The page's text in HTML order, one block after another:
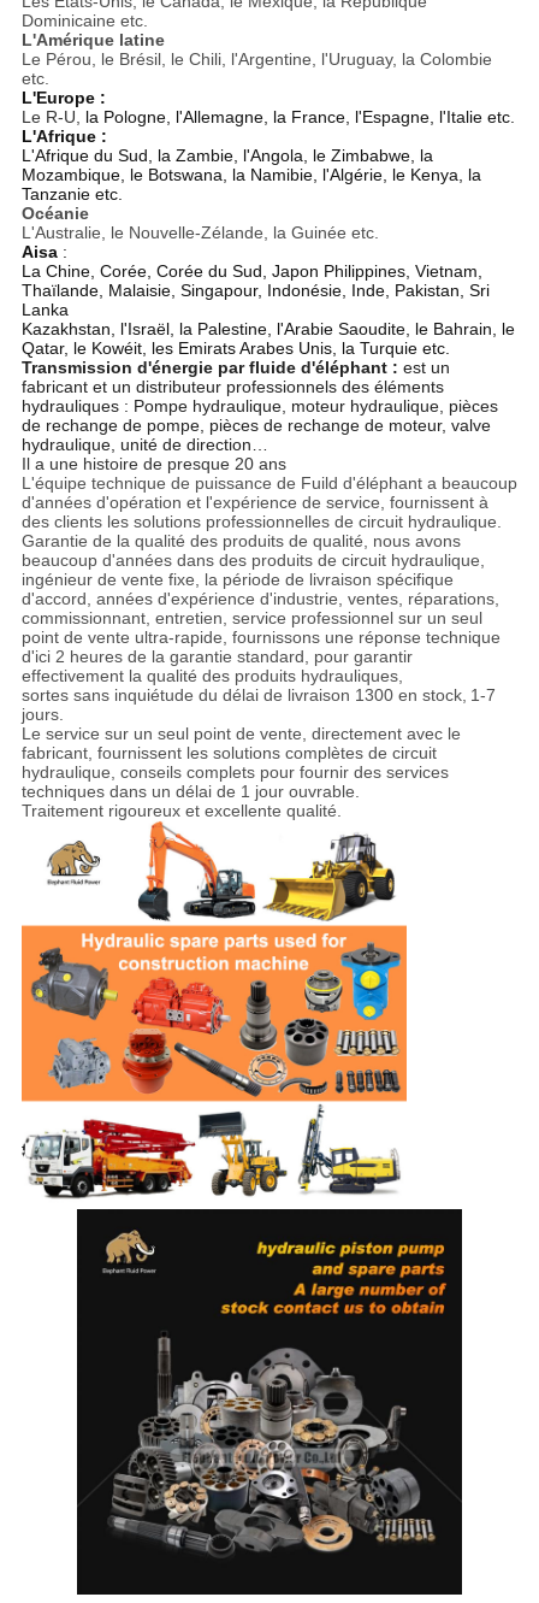
Dominicaine etc.
L'Amérique latine
Le Pérou, le Brésil, le Chili, l'Argentine, l'Uruguay, la Colombie
etc.
L'Europe :
Le R-U, la Pologne, l'Allemagne, la France, l'Espagne, l'Italie etc.
L'Afrique :
L'Afrique du Sud, la Zambie, l'Angola, le Zimbabwe, la
Mozambique, le Botswana, la Namibie, l'Algérie, le Kenya, la
Tanzanie etc.
Océanie
L'Australie, le Nouvelle-Zélande, la Guinée etc.
Aisa:
La Chine, Corée, Corée du Sud, Japon Philippines, Vietnam,
Thaïlande, Malaisie, Singapour, Indonésie, Inde, Pakistan, Sri
Lanka
Kazakhstan, l'Israël, la Palestine, l'Arabie Saoudite, le Bahrain, le
Qatar, le Kowéit, les Emirats Arabes Unis, la Turquie etc.
Transmission d'énergie par fluide d'éléphant : est un
fabricant et un distributeur professionnels des éléments
hydrauliques : Pompe hydraulique, moteur hydraulique, pièces
de rechange de pompe, pièces de rechange de moteur, valve
hydraulique, unité de direction…
Il a une histoire de presque 20 ans
L'équipe technique de puissance de Fuild d'éléphant a beaucoup
d'années d'opération et l'expérience de service, fournissent à
des clients les solutions professionnelles de circuit hydraulique.
Garantie de la qualité des produits de qualité, nous avons
beaucoup d'années dans des produits de circuit hydraulique,
ingénieur de vente fixe, la période de livraison spécifique
d'accord, années d'expérience d'industrie, ventes, réparations,
commissionnant, entretien, service professionnel sur un seul
point de vente ultra-rapide, fournissons une réponse technique
d'ici 2 heures de la garantie standard, pour garantir
effectivement la qualité des produits hydrauliques,
sortes sans inquiétude du délai de livraison 1300 en stock, 1-7
jours.
Le service sur un seul point de vente, directement avec le
fabricant, fournissent les solutions complètes de circuit
hydraulique, conseils complets pour fournir des services
techniques dans un délai de 1 jour ouvrable.
Traitement rigoureux et excellente qualité.